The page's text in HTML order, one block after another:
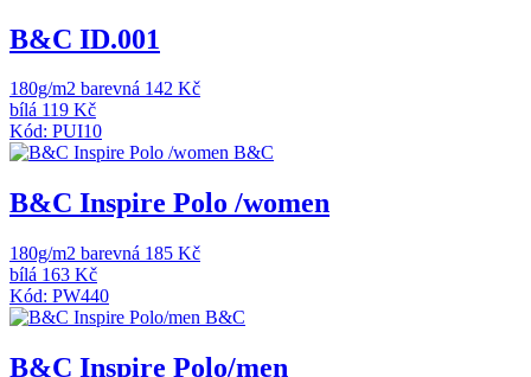
B&C ID.001
180g/m2 barevná 142 Kč
bílá 119 Kč
Kód: PUI10
B&C
B&C Inspire Polo /women
180g/m2 barevná 185 Kč
bílá 163 Kč
Kód: PW440
B&C
B&C Inspire Polo/men